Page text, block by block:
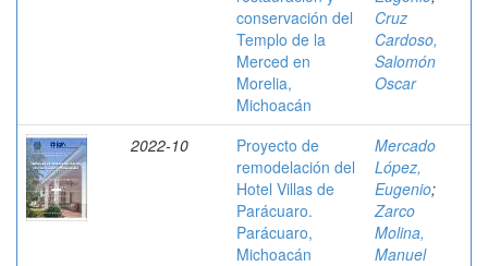
conservación del
Templo de la
Merced en
Morelia,
Michoacán
Cruz
Cardoso,
Salomón
Oscar
2022-10
Proyecto de
remodelación del
Hotel Villas de
Parácuaro.
Parácuaro,
Michoacán
Mercado
López,
Eugenio;
Zarco
Molina,
Manuel